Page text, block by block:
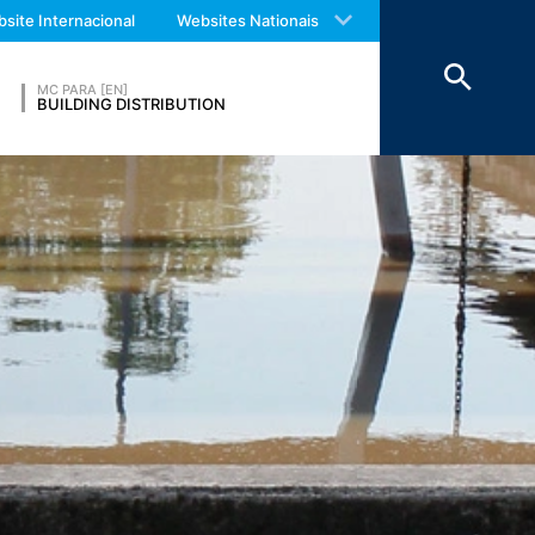
Internacional Websites Nationais
MC PARA [EN]
BUILDING DISTRIBUTION
os dados acima por um período
seu computador e que permite uma
um servidor do Google nos EUA e
O operador do site tem um interesse
ou de outras partes do Acordo
o endereço IP completo é
operador deste site para avaliar o uso
do site e ao uso da Internet. O
outro dado mantido pelo Google.
No entanto, gostaríamos de
impedir que os dados gerados pelas
pelo tratamento dos dados,
again should you find necessary.